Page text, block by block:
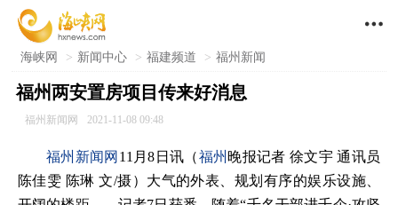

海峡网 > 新闻中心 > 福建频道 > 福州新闻
福州两安置房项目传来好消息
福州新闻网 2021-11-08 09:48
福州新闻网 11月8日讯（福州 晚报记者 徐文宇 通讯员
陈佳雯 陈琳 文/摄）大气的外表、规划有序的娱乐设施、